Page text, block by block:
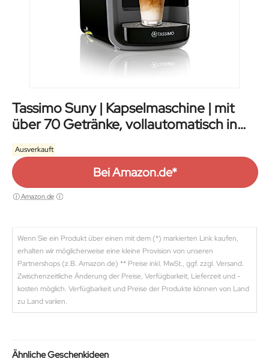
Tassimo Suny | Kapselmaschine | mit
über 70 Getränke, vollautomatisch in
schwarz
Ausverkauft
Bei Amazon.de*
Amazon.de
Wenn Sie ein Produkt über einen mit dem (*) markierten Link kaufen,
erhalten wir möglicherweise eine kleine Provision von unseren
Partnershops (z.B. Amazon.de) ** Preise inkl. MwSt., ggf. zzgl. Versand.
Zwischenzeitliche Änderung der Preise, Verfügbarkeit, Lieferzeit und -
kosten möglich. Verfügbarkeit und Preise der Produkte können von Land
zu Land variien.
Ähnliche Geschenkideen